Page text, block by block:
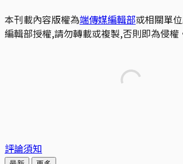
本刊載內容版權為端傳媒編輯部或相關單
編輯部授權,請勿轉載或複製,否則即為侵權
評論須知